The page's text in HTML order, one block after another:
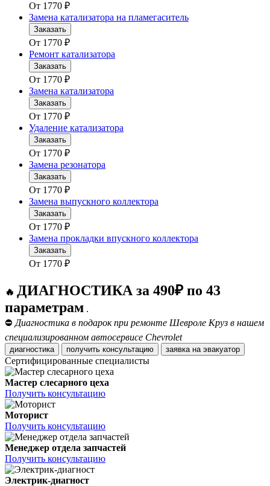
От 1770 ₽
Замена катализатора на пламегаситель
Заказать
От 1770 ₽
Ремонт катализатора
Заказать
От 1770 ₽
Замена катализатора
Заказать
От 1770 ₽
Удаление катализатора
Заказать
От 1770 ₽
Замена резонатора
Заказать
От 1770 ₽
Замена выпускного коллектора
Заказать
От 1770 ₽
Замена прокладки впускного коллектора
Заказать
От 1770 ₽
🔥 ДИАГНОСТИКА за 490₽ по 43
параметрам .
⛔ Диагностика в подарок при ремонте Шевроле Круз в нашем
специализированном автосервисе Chevrolet
диагностика получить консультацию заявка на эвакуатор
Сертифицированные специалисты
Мастер слесарного цеха
Получить консультацию
Моторист
Получить консультацию
Менеджер отдела запчастей
Получить консультацию
Электрик-диагност